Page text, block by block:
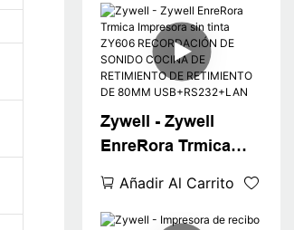
mm Impresión de
boletos de
recepción de la
impresora Auto para
Zywell - Zywell
EnreRora Trmica
ZY606
RECORDACIÓN DE
Añadir Al Carrito